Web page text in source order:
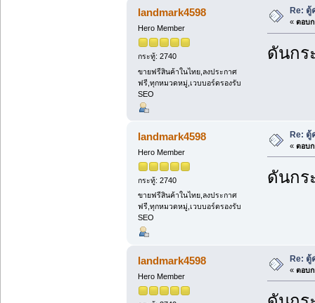
landmark4598
Hero Member
กระทู้: 2740
ขายฟรีสินค้าในไทย,ลงประกาศ
ฟรี,ทุกหมวดหมู่,เวบบอร์ดรองรับ
SEO
Re: ตู้
« ตอบก
ดันกร
landmark4598
Hero Member
กระทู้: 2740
ขายฟรีสินค้าในไทย,ลงประกาศ
ฟรี,ทุกหมวดหมู่,เวบบอร์ดรองรับ
SEO
Re: ตู้
« ตอบก
ดันกร
landmark4598
Hero Member
Re: ตู้
« ตอบก